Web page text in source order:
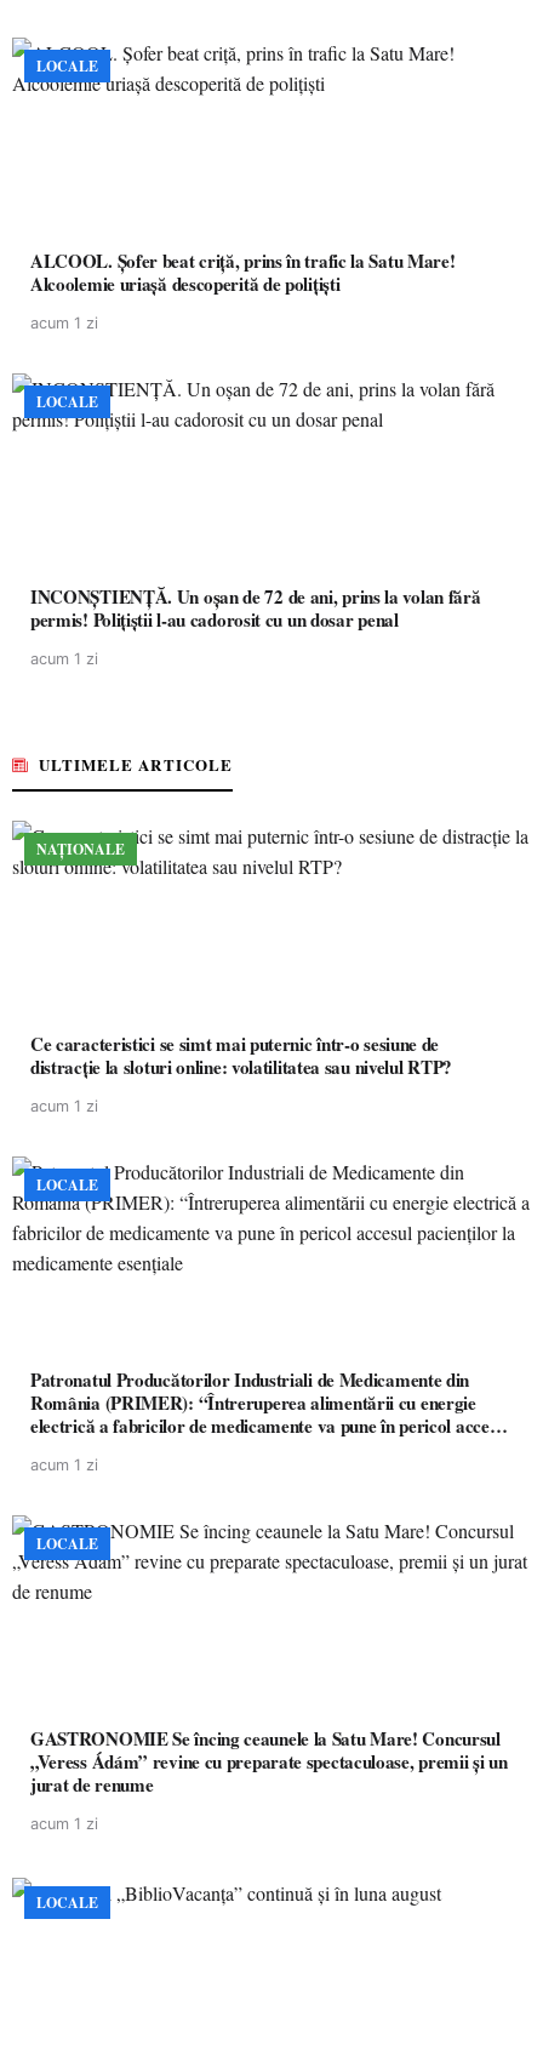
LOCALE
ALCOOL. Șofer beat criță, prins în trafic la Satu Mare!
Alcoolemie uriașă descoperită de polițiști
acum 1 zi
LOCALE
INCONȘTIENȚĂ. Un oșan de 72 de ani, prins la volan fără
permis! Polițiștii l-au cadorosit cu un dosar penal
acum 1 zi
ULTIMELE ARTICOLE
NAȚIONALE
Ce caracteristici se simt mai puternic într-o sesiune de
distracție la sloturi online: volatilitatea sau nivelul RTP?
acum 1 zi
LOCALE
Patronatul Producătorilor Industriali de Medicamente din
România (PRIMER): “Întreruperea alimentării cu energie
electrică a fabricilor de medicamente va pune în pericol accesul
acum 1 zi
LOCALE
GASTRONOMIE Se încing ceaunele la Satu Mare! Concursul
„Veress Ádám” revine cu preparate spectaculoase, premii și un
jurat de renume
acum 1 zi
LOCALE